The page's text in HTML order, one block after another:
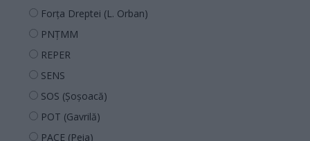
Forța Dreptei (L. Orban)
PNȚMM
REPER
SENS
SOS (Șoșoacă)
POT (Gavrilă)
PACE (Peia)